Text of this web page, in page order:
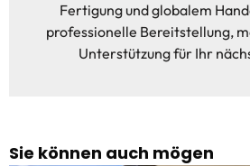
Fertigung und globalem
professionelle Bereitstellung,
Unterstützung für Ihr
Sie können auch mögen